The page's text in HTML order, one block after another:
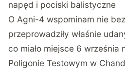
napęd i pociski balistyczne
O Agni-4 wspominam nie
przeprowadziły właśnie
co miało miejsce 6 września
Poligonie Testowym w